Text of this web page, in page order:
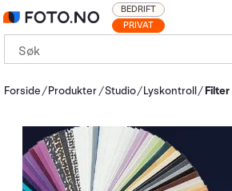
PRIVAT
BEDRIFT
Forside Produkter Studio Lyskontroll Filter